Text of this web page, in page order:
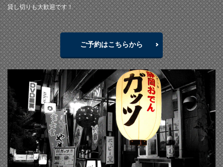
貸し切りも大歓迎です！
ご予約はこちらから